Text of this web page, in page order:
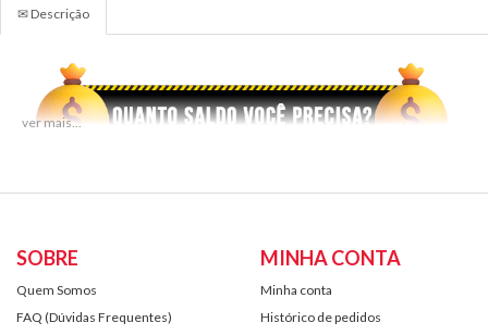
✉ Descrição
SOBRE
Quem Somos
FAQ (Dúvidas Frequentes)
MINHA CONTA
Minha conta
Histórico de pedidos